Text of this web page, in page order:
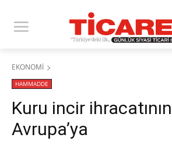
EKONOMİ
HAMMADDE
Kuru incir ihracatının
Avrupa’ya